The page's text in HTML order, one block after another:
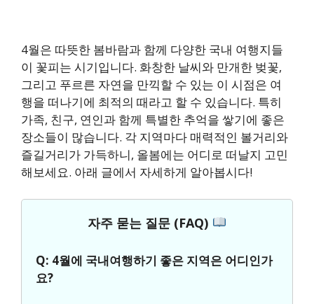
4월은 따뜻한 봄바람과 함께 다양한 국내 여행지들
이 꽃피는 시기입니다. 화창한 날씨와 만개한 벚꽃,
그리고 푸르른 자연을 만끽할 수 있는 이 시점은 여
행을 떠나기에 최적의 때라고 할 수 있습니다. 특히
가족, 친구, 연인과 함께 특별한 추억을 쌓기에 좋은
장소들이 많습니다. 각 지역마다 매력적인 볼거리와
즐길거리가 가득하니, 올봄에는 어디로 떠날지 고민
해보세요. 아래 글에서 자세하게 알아봅시다!
자주 묻는 질문 (FAQ)
Q: 4월에 국내여행하기 좋은 지역은 어디인가
요?